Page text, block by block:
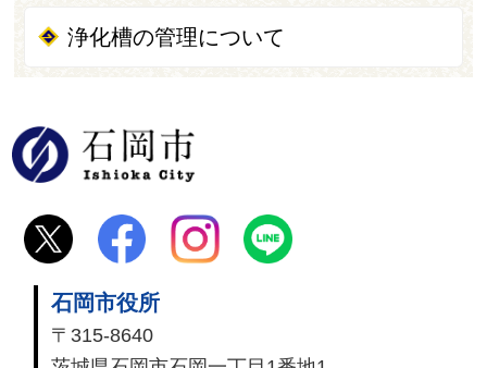
浄化槽の管理について
石岡市役所
〒315-8640